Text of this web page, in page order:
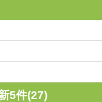
5件(27)